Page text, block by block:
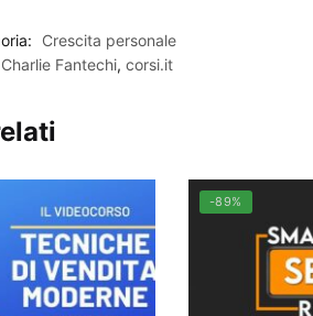
Crescita personale
Charlie Fantechi, corsi.it
-89%